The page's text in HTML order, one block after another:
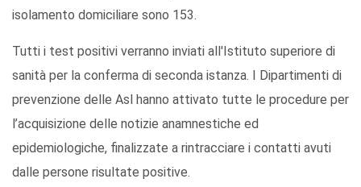
isolamento domiciliare sono 153.
Tutti i test positivi verranno inviati all'Istituto superiore di
sanità per la conferma di seconda istanza. I Dipartimenti di
prevenzione delle Asl hanno attivato tutte le procedure per
l’acquisizione delle notizie anamnestiche ed
epidemiologiche, finalizzate a rintracciare i contatti avuti
dalle persone risultate positive.